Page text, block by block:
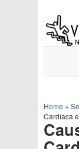
Home »
Cardíaca